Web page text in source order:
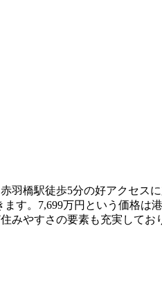
羽橋駅徒歩5分の好アクセス
す。7,699万円という価格
やすさの要素も充実して